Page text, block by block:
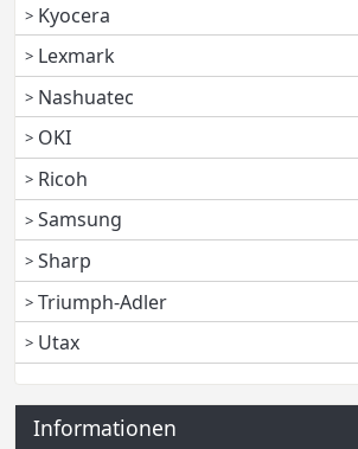
Kyocera
Lexmark
Nashuatec
OKI
Ricoh
Samsung
Sharp
Triumph-Adler
Utax
Informationen